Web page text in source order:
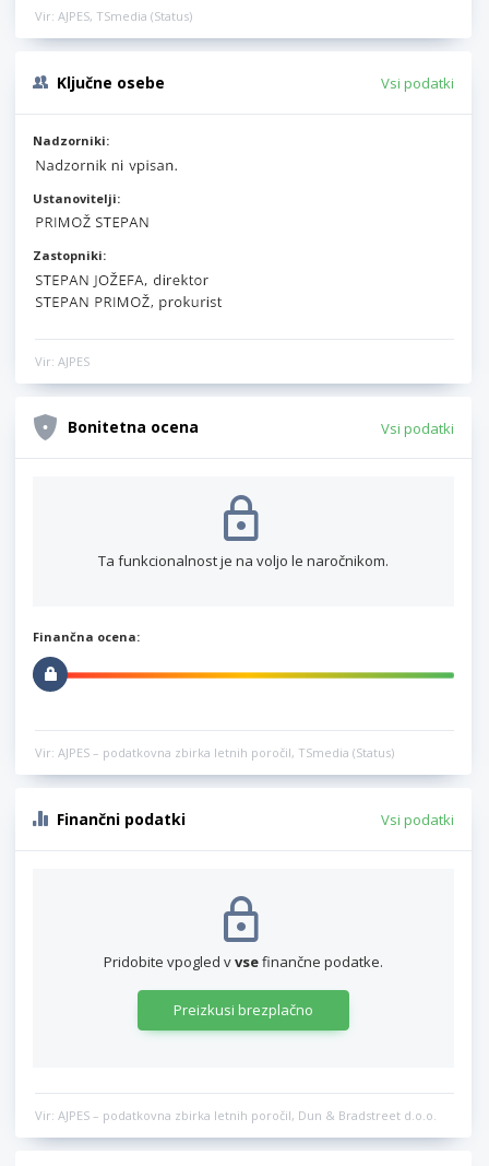
Vir: AJPES, TSmedia (Status)
Ključne osebe Vsi podatki
Nadzorniki:
Ustanovitelji:
Zastopniki:
Vir: AJPES
Bonitetna ocena Vsi podatki
Ta funkcionalnost je na voljo le naročnikom.
Finančna ocena:
Vir: AJPES – podatkovna zbirka letnih poročil, TSmedia (Status)
Finančni podatki Vsi podatki
Pridobite vpogled vvsefinančne podatke.
Preizkusi brezplačno
Vir: AJPES – podatkovna zbirka letnih poročil, Dun & Bradstreet d.o.o.